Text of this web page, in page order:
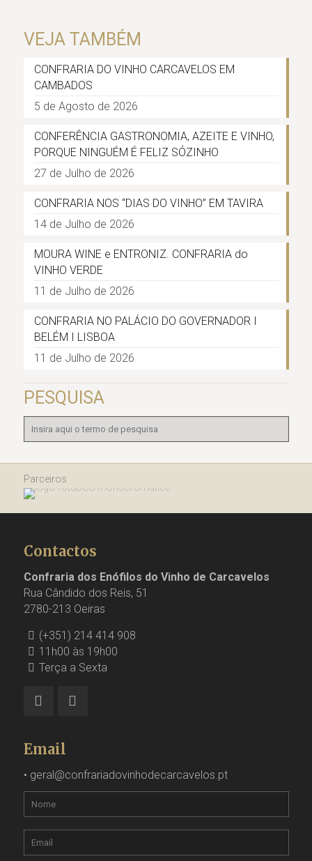
VEJA TAMBÉM
CONFRARIA DO VINHO CARCAVELOS EM
CAMBADOS
5 de Agosto de 2026
CONFERÊNCIA GASTRONOMIA, AZEITE E VINHO,
PORQUE NINGUÉM É FELIZ SÓZINHO
27 de Julho de 2026
CONFRARIA NOS “DIAS DO VINHO” EM TAVIRA
14 de Julho de 2026
MOURA WINE e ENTRONIZ. CONFRARIA do
VINHO VERDE
11 de Julho de 2026
CONFRARIA NO PALÁCIO DO GOVERNADOR I
BELÉM I LISBOA
11 de Julho de 2026
PESQUISA
Parceiros
Contactos
Confraria dos Enófilos do Vinho de Carcavelos
Rua Cândido dos Reis, 51
2780-213 Oeiras
(+351) 214 414 908
11h00 às 19h00
Terça a Sexta
Email
• geral@confrariadovinhodecarcavelos.pt